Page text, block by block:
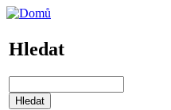
Hledat